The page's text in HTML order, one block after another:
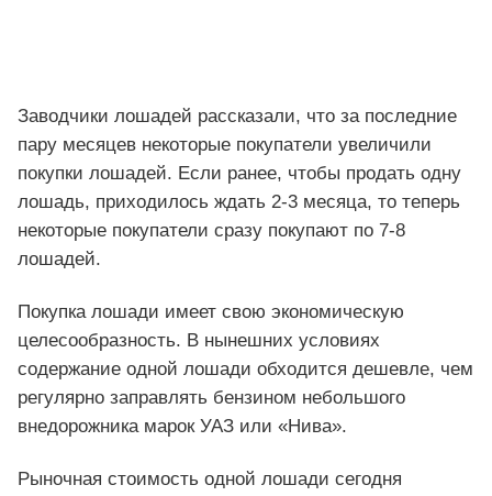
Заводчики лошадей рассказали, что за последние
пару месяцев некоторые покупатели увеличили
покупки лошадей. Если ранее, чтобы продать одну
лошадь, приходилось ждать 2-3 месяца, то теперь
некоторые покупатели сразу покупают по 7-8
лошадей.
Покупка лошади имеет свою экономическую
целесообразность. В нынешних условиях
содержание одной лошади обходится дешевле, чем
регулярно заправлять бензином небольшого
внедорожника марок УАЗ или «Нива».
Рыночная стоимость одной лошади сегодня